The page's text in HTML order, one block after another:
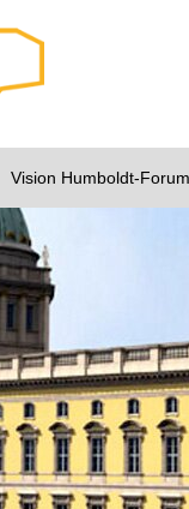
Vision Humboldt-Forum